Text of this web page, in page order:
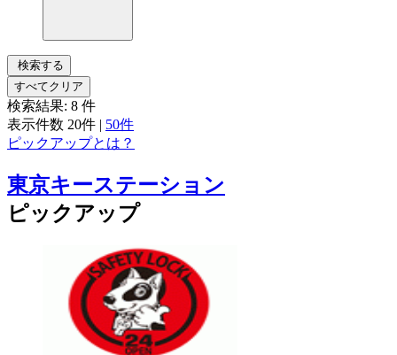
検索する
すべてクリア
検索結果: 8 件
表示件数 20件 | 50件
ピックアップとは？
東京キーステーション
ピックアップ